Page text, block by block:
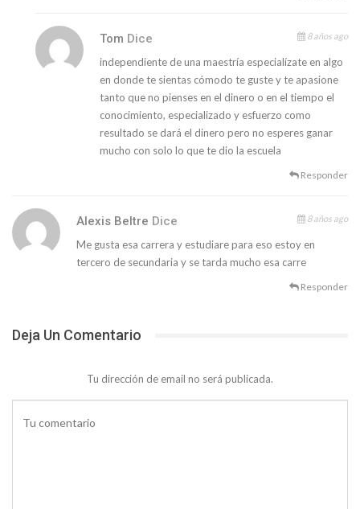
Tom Dice 8 años ago
independiente de una maestría especialízate en algo
en donde te sientas cómodo te guste y te apasione
tanto que no pienses en el dinero o en el tiempo el
conocimiento, especializado y esfuerzo como
resultado se dará el dinero pero no esperes ganar
mucho con solo lo que te dio la escuela
Responder
Alexis Beltre Dice 8 años ago
Me gusta esa carrera y estudiare para eso estoy en
tercero de secundaria y se tarda mucho esa carre
Responder
Deja Un Comentario
Tu dirección de email no será publicada.